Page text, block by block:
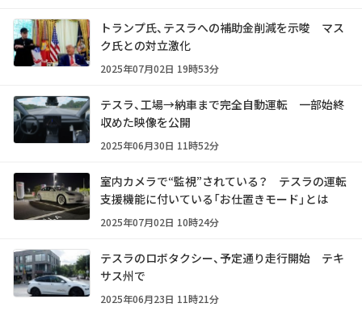
トランプ氏、テスラへの補助金削減を示唆 マス
ク氏との対立激化
2025年07月02日 19時53分
テスラ、工場→納車まで完全自動運転 一部始終
収めた映像を公開
2025年06月30日 11時52分
室内カメラで“監視”されている？ テスラの運転
支援機能に付いている「お仕置きモード」とは
2025年07月02日 10時24分
テスラのロボタクシー、予定通り走行開始 テキ
サス州で
2025年06月23日 11時21分